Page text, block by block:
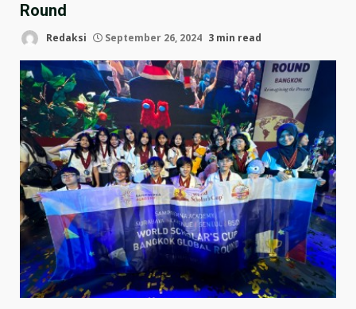
Round
Redaksi September 26, 2024 3 min read